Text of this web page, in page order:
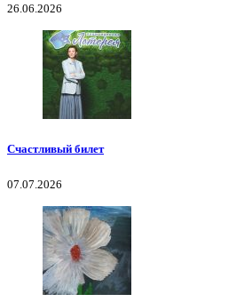
26.06.2026
Счастливый билет
07.07.2026